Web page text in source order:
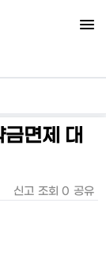
면제 대
신고 조회 0 공유